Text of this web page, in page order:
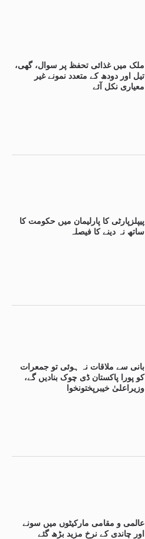
ملک میں غذائی تحفظ پر سوال، گھی،
تیل اور دودھ کے متعدد نمونے غیر
معیاری نکل آئے
پیپلزپارٹی کا پارلیمان میں حکومت کا
ساتھ نہ دینے کا فیصلہ
بانی سے ملاقات نہ ہوئی تو جمعرات
کو پورا پاکستان ڈی چوک بنادیں گے،
وزیراعلیٰ خیبرپختونخوا
عالمی و مقامی مارکیٹوں میں سونے
اور چاندی کے نرخ مزید بڑھ گئے